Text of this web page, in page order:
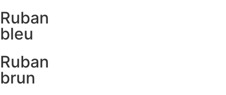
Ruban
bleu
Ruban
brun